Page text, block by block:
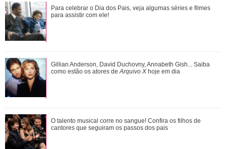
Gulnaz muda de ideia sobre Omer e o convida para um chá.
Veja o resumo dos capítulos de Cor...
Adriana manda Iuri procurar o anel de Arthur. Veja o resumo
dos capítulos de Quem Ama Cuida
O talento musical corre no sangue! Confira os filhos de
cantores que seguiram os passos dos p...
Para celebrar o Dia dos Pais, veja algumas séries e filmes
para assistir com ele!
Gillian Anderson, David Duchovny, Annabeth Gish... Saiba
como estão os atores deArquivo X hoje em dia
O talento musical corre no sangue! Confira os filhos de
cantores que seguiram os passos dos pais